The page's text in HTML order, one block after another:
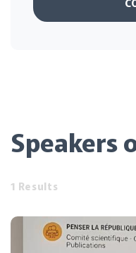
Speakers
1 Results